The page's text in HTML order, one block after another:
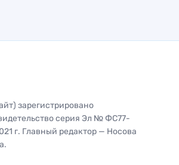
зарегистрировано
серия Эл № ФС77-
г. Главный редактор — Носова